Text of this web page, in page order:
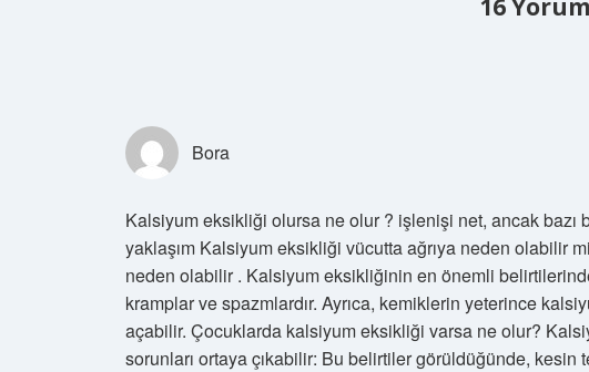
16 Yorum
Bora
Kalsiyum eksikliği olursa ne olur ? işlenişi net, ancak bazı
yaklaşım Kalsiyum eksikliği vücutta ağrıya neden olabilir
neden olabilir . Kalsiyum eksikliğinin en önemli
kramplar ve spazmlardır. Ayrıca, kemiklerin yeterince
açabilir. Çocuklarda kalsiyum eksikliği varsa ne olur?
sorunları ortaya çıkabilir: Bu belirtiler görüldüğünde,